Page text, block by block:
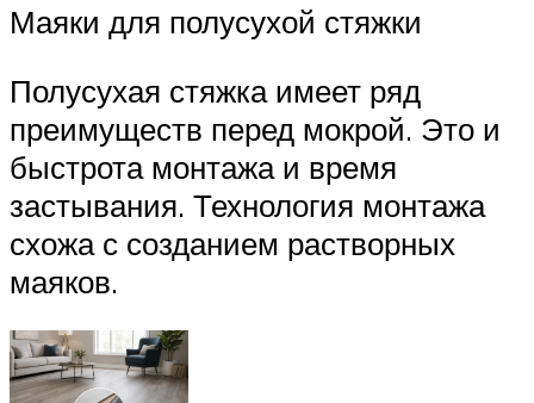
Маяки для полусухой стяжки
Полусухая стяжка имеет ряд
преимуществ перед мокрой. Это и
быстрота монтажа и время
застывания. Технология монтажа
схожа с созданием растворных
маяков.